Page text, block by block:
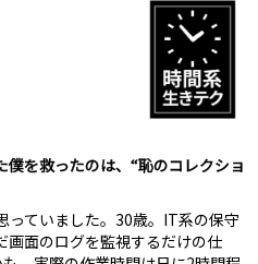
僕を救ったのは、“恥のコレクショ
っていました。‍30歳。IT系の保守
画面のログを監視するだけの仕